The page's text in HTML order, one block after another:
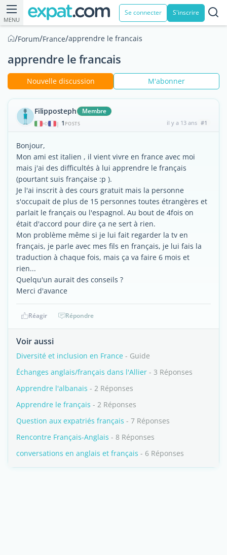
MENU
Se connecter S'inscrire
/Forum/France/apprendre le francais
apprendre le francais
Nouvelle discussion M'abonner
Filipposteph Membre
| 1 POSTS il y a 13 ans #1
Bonjour,
Mon ami est italien , il vient vivre en france avec moi
mais j'ai des difficultés à lui apprendre le français
(pourtant suis française :p ).
Je l'ai inscrit à des cours gratuit mais la personne
s'occupait de plus de 15 personnes toutes étrangères et
parlait le français ou l'espagnol. Au bout de 4fois on
était d'accord pour dire ça ne sert à rien.
Mon problème même si je lui fait regarder la tv en
français, je parle avec mes fils en français, je lui fais la
traduction à chaque fois, mais ça va faire 6 mois et
rien...
Quelqu'un aurait des conseils ?
Merci d'avance
Réagir Répondre
Voir aussi
Diversité et inclusion en France - Guide
Échanges anglais/français dans l'Allier - 3 Réponses
Apprendre l'albanais - 2 Réponses
Apprendre le français - 2 Réponses
Question aux expatriés français - 7 Réponses
Rencontre Français-Anglais - 8 Réponses
conversations en anglais et français - 6 Réponses